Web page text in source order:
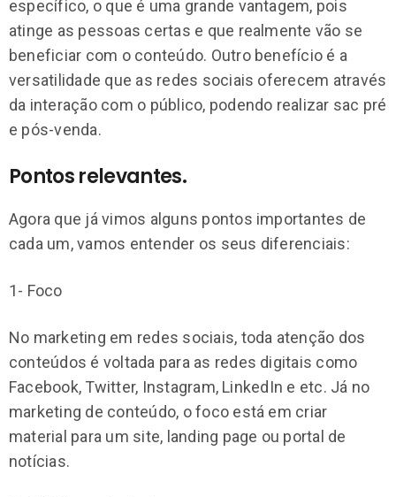
específico, o que é uma grande vantagem, pois
atinge as pessoas certas e que realmente vão se
beneficiar com o conteúdo. Outro benefício é a
versatilidade que as redes sociais oferecem através
da interação com o público, podendo realizar sac pré
e pós-venda.
Pontos relevantes.
Agora que já vimos alguns pontos importantes de
cada um, vamos entender os seus diferenciais:
1- Foco
No marketing em redes sociais, toda atenção dos
conteúdos é voltada para as redes digitais como
Facebook, Twitter, Instagram, LinkedIn e etc. Já no
marketing de conteúdo, o foco está em criar
material para um site, landing page ou portal de
notícias.